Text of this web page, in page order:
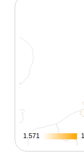
1.571
1.571